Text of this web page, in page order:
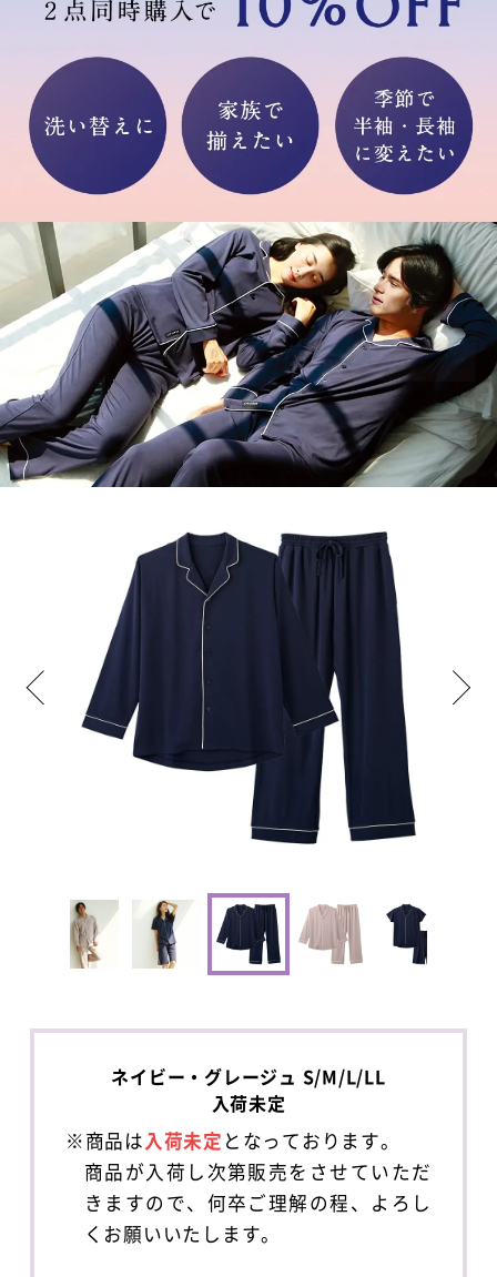
ネイビー・グレージュ S/M/L/LL
入荷未定
※商品は 入荷未定 となっております。
商品が入荷し次第販売をさせていただ
きますので、何卒ご理解の程、よろし
くお願いいたします。